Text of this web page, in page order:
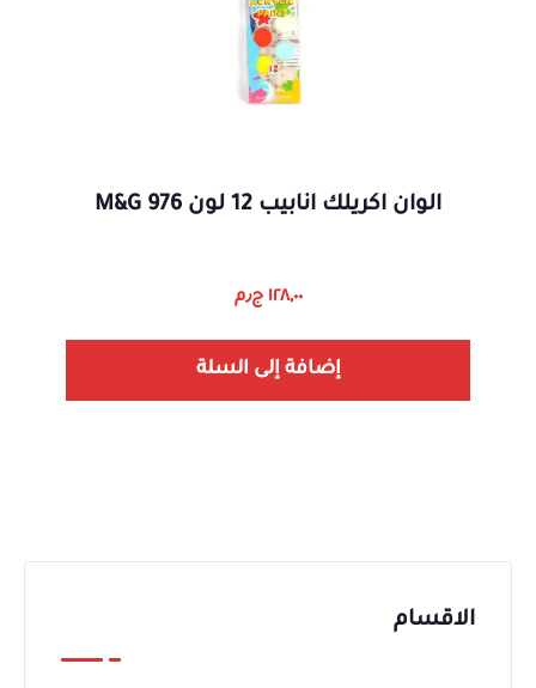
الوان اكريلك انابيب 12 لون 976 M&G
١٢٨,٠٠ ج٫م
إضافة إلى السلة
الاقسام